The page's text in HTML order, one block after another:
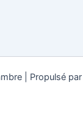
| Propulsé par